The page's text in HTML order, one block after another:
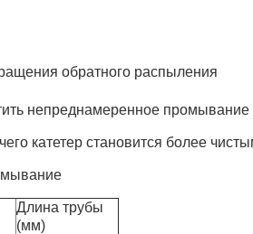
обратного распыления
непреднамеренное промывание
катетер становится более
Длина трубы
(мм)